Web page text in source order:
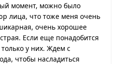
момент, можно было
лица, что тоже меня очень
очень хорошее
Если еще понадобится
только у них. Ждем с
чтобы насладиться